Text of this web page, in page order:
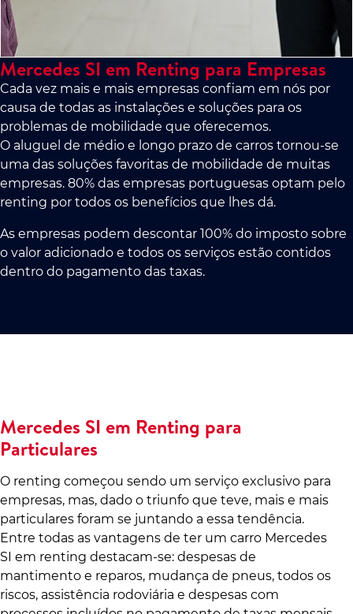
Mercedes SI em Renting para Empresas
Cada vez mais e mais empresas confiam em nós por
causa de todas as instalações e soluções para os
problemas de mobilidade que oferecemos.
O aluguel de médio e longo prazo de carros tornou-se
uma das soluções favoritas de mobilidade de muitas
empresas. 80% das empresas portuguesas optam pelo
renting por todos os benefícios que lhes dá.
As empresas podem descontar 100% do imposto sobre
o valor adicionado e todos os serviços estão contidos
dentro do pagamento das taxas.
Mercedes SI em Renting para
Particulares
O renting começou sendo um serviço exclusivo para
empresas, mas, dado o triunfo que teve, mais e mais
particulares foram se juntando a essa tendência.
Entre todas as vantagens de ter um carro Mercedes
SI em renting destacam-se: despesas de
mantimento e reparos, mudança de pneus, todos os
riscos, assistência rodoviária e despesas com